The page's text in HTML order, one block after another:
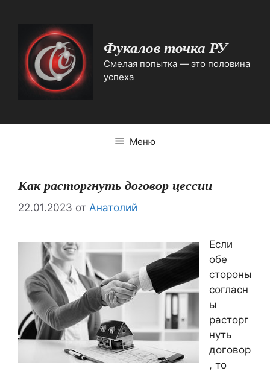
содержимому
Фукалов точка РУ
Смелая попытка — это половина
успеха
Меню
Как расторгнуть договор цессии
22.01.2023 от Анатолий
Если
обе
стороны
согласн
ы
расторг
нуть
договор
, то